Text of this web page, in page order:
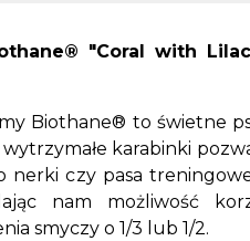
"Coral with
Biothane® to świetne
karabinki
nerki czy pasa
nam możliwość
smyczy o 1/3 lub 1/2.